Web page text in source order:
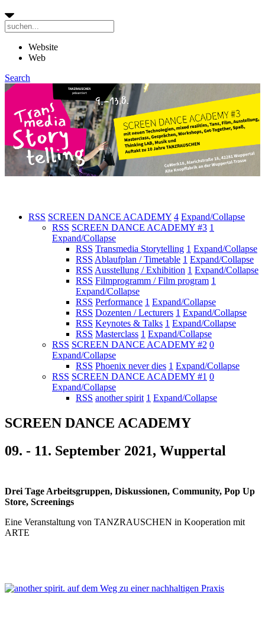
Website
Web
Search
RSS SCREEN DANCE ACADEMY 4 Expand/Collapse
RSS SCREEN DANCE ACADEMY #3 1
Expand/Collapse
RSS Transmedia Storytelling 1 Expand/Collapse
RSS Ablaufplan / Timetable 1 Expand/Collapse
RSS Ausstellung / Exhibition 1 Expand/Collapse
RSS Filmprogramm / Film program 1
Expand/Collapse
RSS Performance 1 Expand/Collapse
RSS Dozenten / Lecturers 1 Expand/Collapse
RSS Keynotes & Talks 1 Expand/Collapse
RSS Masterclass 1 Expand/Collapse
RSS SCREEN DANCE ACADEMY #2 0
Expand/Collapse
RSS Phoenix never dies 1 Expand/Collapse
RSS SCREEN DANCE ACADEMY #1 0
Expand/Collapse
RSS another spirit 1 Expand/Collapse
SCREEN DANCE ACADEMY
09. - 11. September 2021, Wuppertal
Drei Tage Arbeitsgruppen, Diskussionen, Community, Pop Up
Store, Screenings
Eine Veranstaltung von TANZRAUSCHEN in Kooperation mit
ARTE